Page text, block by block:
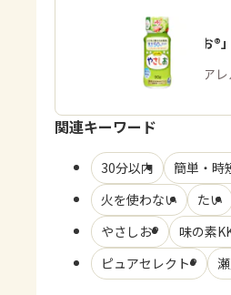
「やさしお®」
商品・ア
関連キーワード
30分以内 簡単・時
火を使わない
たい
やさしお®
味の素
ピュアセレクト®